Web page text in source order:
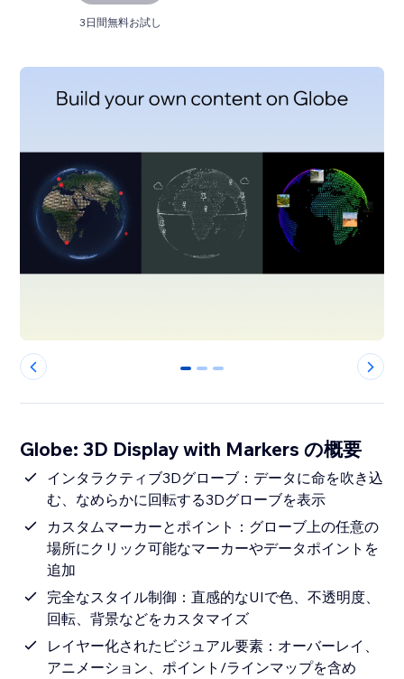
3日間無料お試し
0 1 2
Globe: 3D Display with Markers の概要
インタラクティブ3Dグローブ：データに命を吹き込
む、なめらかに回転する3Dグローブを表示
カスタムマーカーとポイント：グローブ上の任意の
場所にクリック可能なマーカーやデータポイントを
追加
完全なスタイル制御：直感的なUIで色、不透明度、
回転、背景などをカスタマイズ
レイヤー化されたビジュアル要素：オーバーレイ、
アニメーション、ポイント/ラインマップを含め